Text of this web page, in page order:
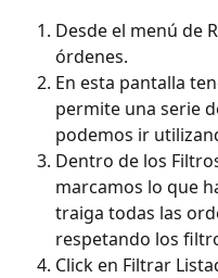
Desde el menú de
órdenes.
En esta pantalla
permite una serie
podemos ir
Dentro de los
marcamos lo que
traiga todas las
respetando los
Click en Filtrar